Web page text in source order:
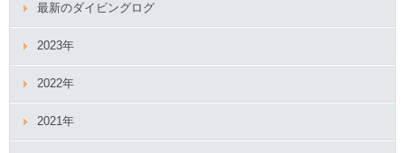
最新のダイビングログ
2023年
2022年
2021年